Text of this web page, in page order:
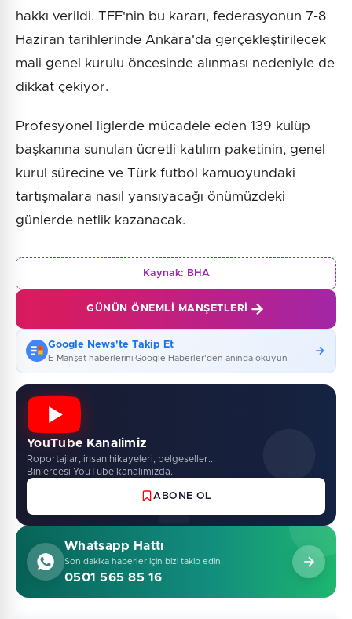
hakkı verildi. TFF'nin bu kararı, federasyonun 7-8
Haziran tarihlerinde Ankara'da gerçekleştirilecek
mali genel kurulu öncesinde alınması nedeniyle de
dikkat çekiyor.
Profesyonel liglerde mücadele eden 139 kulüp
başkanına sunulan ücretli katılım paketinin, genel
kurul sürecine ve Türk futbol kamuoyundaki
tartışmalara nasıl yansıyacağı önümüzdeki
günlerde netlik kazanacak.
Kaynak: BHA
GÜNÜN ÖNEMLI MANŞETLERI
Google News'te Takip Et
E-Manşet haberlerini Google Haberler'den anında okuyun
YouTube Kanalimiz
Roportajlar, insan hikayeleri, belgeseller...
Binlercesi YouTube kanalimizda.
ABONE OL
Whatsapp Hattı
Son dakika haberler için bizi takip edin!
0501 565 85 16